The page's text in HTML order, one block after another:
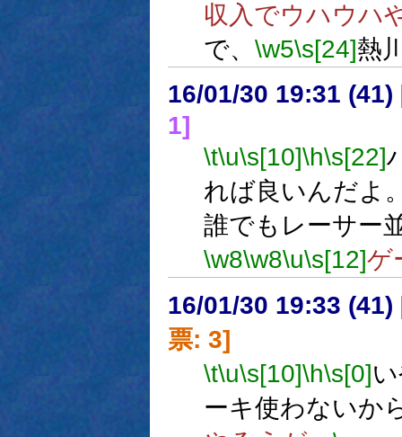
収入でウハウハ
で、 \w5\s[24]熱
16/01/30 19:31 (41)
1]
\t\u\s[10]\h\s[22]
れば良いんだよ
誰でもレーサー
\w8\w8\u\s[12]ゲ
16/01/30 19:33 (41)
票: 3]
\t\u\s[10]\h\s[0]
ーキ使わないか